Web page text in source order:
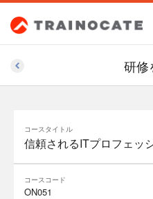
研修
コースタイトル
信頼されるITプロフェッ
コースコード
ON051